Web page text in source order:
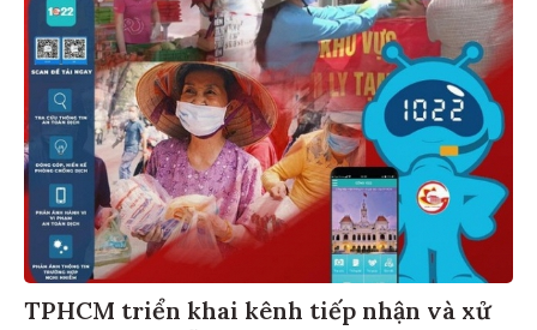
TPHCM triển khai kênh tiếp nhận và xử